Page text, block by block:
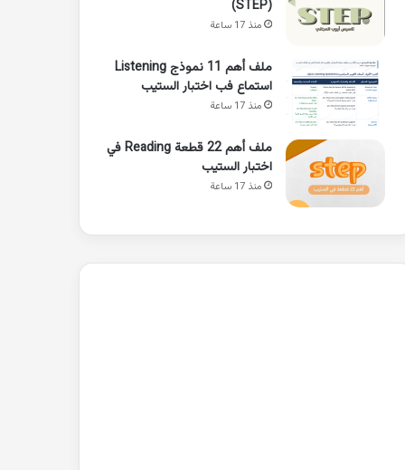
(STEP)
منذ 17 ساعة
ملف أهم 11 نموذج Listening
استماع فب اختبار الستيب
منذ 17 ساعة
ملف أهم 22 قطعة Reading في
اختبار الستيب
منذ 17 ساعة